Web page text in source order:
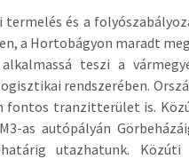
termelés és a
a Hortobágyon maradt
alkalmassá teszi a
rendszerében.
fontos tranzitterület is.
as autópályán
utazhatunk.